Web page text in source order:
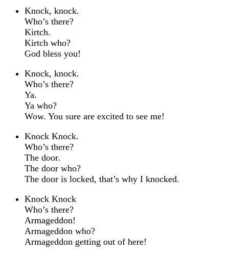
Knock, knock.
Who’s there?
Kirtch.
Kirtch who?
God bless you!
Knock, knock.
Who’s there?
Ya.
Ya who?
Wow. You sure are excited to see me!
Knock Knock.
Who’s there?
The door.
The door who?
The door is locked, that’s why I knocked.
Knock Knock
Who’s there?
Armageddon!
Armageddon who?
Armageddon getting out of here!